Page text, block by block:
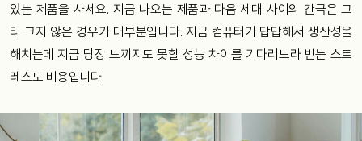
있는 제품을 사세요. 지금 나오는 제품과 다음 세대 사이의 간극은 그
리 크지 않은 경우가 대부분입니다. 지금 컴퓨터가 답답해서 생산성을
해치는데 지금 당장 느끼지도 못할 성능 차이를 기다리느라 받는 스트
레스도 비용입니다.